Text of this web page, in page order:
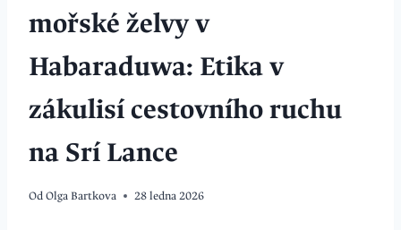
mořské želvy v
Habaraduwa: Etika v
zákulisí cestovního ruchu
na Srí Lance
OdOlga Bartkova 28 ledna 2026